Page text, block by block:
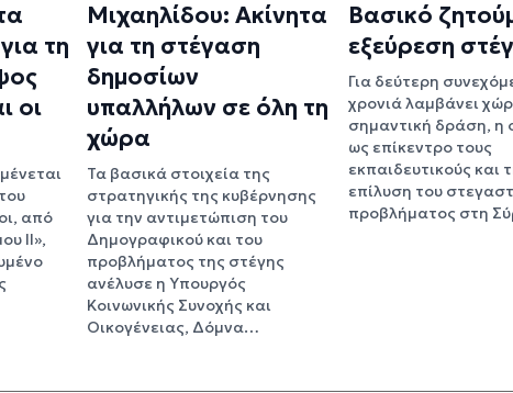
τη
οι
από
ΙΙ»,
Μιχαηλίδου: Ακίνητα
για τη στέγαση
δημοσίων
υπαλλήλων σε όλη τη
χώρα
Τα βασικά στοιχεία της
στρατηγικής της κυβέρνησης
για την αντιμετώπιση του
Δημογραφικού και του
προβλήματος της στέγης
ανέλυσε η Υπουργός
Κοινωνικής Συνοχής και
Οικογένειας, Δόμνα…
Βασικό
εξεύρεση
Για δεύτερη
χρονιά λαμβάνει
σημαντική δράση, η
ως επίκεντρο τους
εκπαιδευτικούς και
επίλυση του
προβλήματος στη